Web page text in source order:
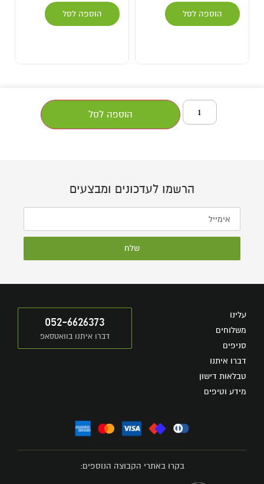
הוספה לסל הוספה לסל
הוספה לסל
הרשמו לעדכונים ומבצעים
שלח
עלינו
משלוחים
סניפים
דברו איתנו
טבלאות דישון
מידע וטיפים
052-6626373
דברו איתנו בוואטסאפ
בקרו באתרי הקבוצה הנוספים: